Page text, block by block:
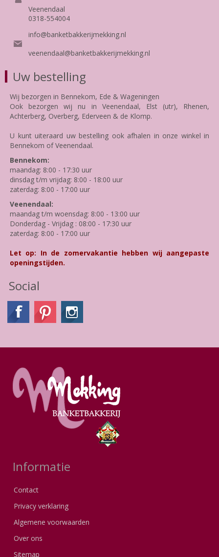
Veenendaal
0318-554004
info@banketbakkerijmekking.nl
veenendaal@banketbakkerijmekking.nl
Uw bestelling
Wij bezorgen in Bennekom, Ede & Wageningen
Ook bezorgen wij nu in Veenendaal, Elst (utr), Rhenen,
Achterberg, Overberg, Ederveen & de Klomp.
U kunt uiteraard uw bestelling ook afhalen in onze winkel in
Bennekom of Veenendaal.
Bennekom:
maandag: 8:00 - 17:30 uur
dinsdag t/m vrijdag: 8:00 - 18:00 uur
zaterdag: 8:00 - 17:00 uur
Veenendaal:
maandag t/m woensdag: 8:00 - 13:00 uur
Donderdag - Vrijdag : 08:00 - 17:30 uur
zaterdag: 8:00 - 17:00 uur
Let op: In de zomervakantie hebben wij aangepaste
openingstijden.
Social
Informatie
Contact
Privacy verklaring
Algemene voorwaarden
Over ons
Sitemap